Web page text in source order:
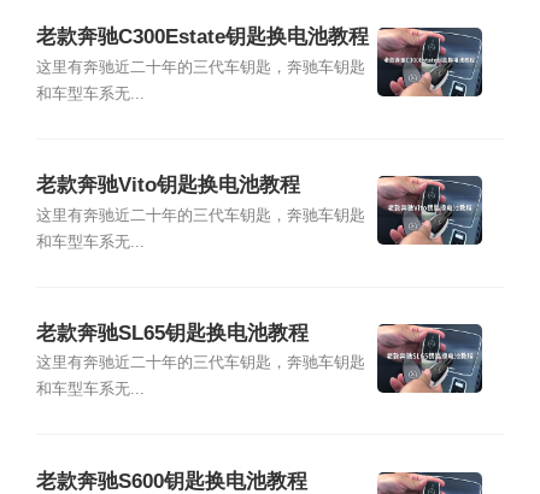
老款奔驰C300Estate钥匙换电池教程
这里有奔驰近二十年的三代车钥匙，奔驰车钥匙
和车型车系无...
老款奔驰Vito钥匙换电池教程
这里有奔驰近二十年的三代车钥匙，奔驰车钥匙
和车型车系无...
老款奔驰SL65钥匙换电池教程
这里有奔驰近二十年的三代车钥匙，奔驰车钥匙
和车型车系无...
老款奔驰S600钥匙换电池教程